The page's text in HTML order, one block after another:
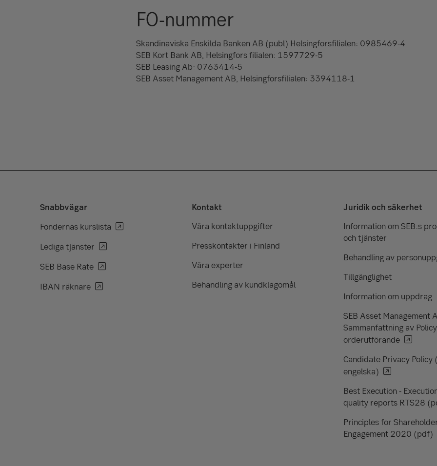
FO-nummer
Skandinaviska Enskilda Banken AB (publ) Helsingforsfilialen: 0985469-4
SEB Kort Bank AB, Helsingfors filialen: 1597729-5
SEB Leasing Ab: 0763414-5
SEB Asset Management AB, Helsingforsfilialen: 3394118-1
Snabbvägar
Fondernas kurslista
Lediga tjänster
SEB Base Rate
IBAN räknare
Kontakt
Våra kontaktuppgifter
Presskontakter i Finland
Våra experter
Behandling av kundklagomål
Juridik och säkerhet
Information om SEB:s
och tjänster
Behandling av
Tillgänglighet
Information om uppdrag
SEB Asset Management
Sammanfattning av
orderutförande
Candidate Privacy Policy
engelska)
Best Execution -
quality reports RTS28
Principles for
Engagement 2020 (pdf)